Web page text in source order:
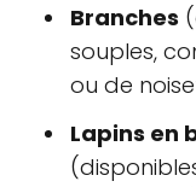
Branches
souples,
ou de
Lapins en